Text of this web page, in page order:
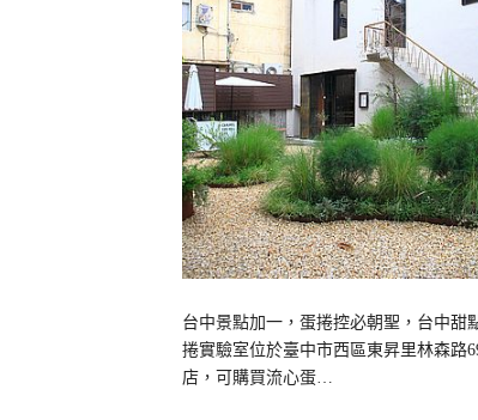
台中景點加一，蛋捲控必朝聖，台中甜
捲實驗室位於臺中市西區東昇里林森路
店，可購買流心蛋…